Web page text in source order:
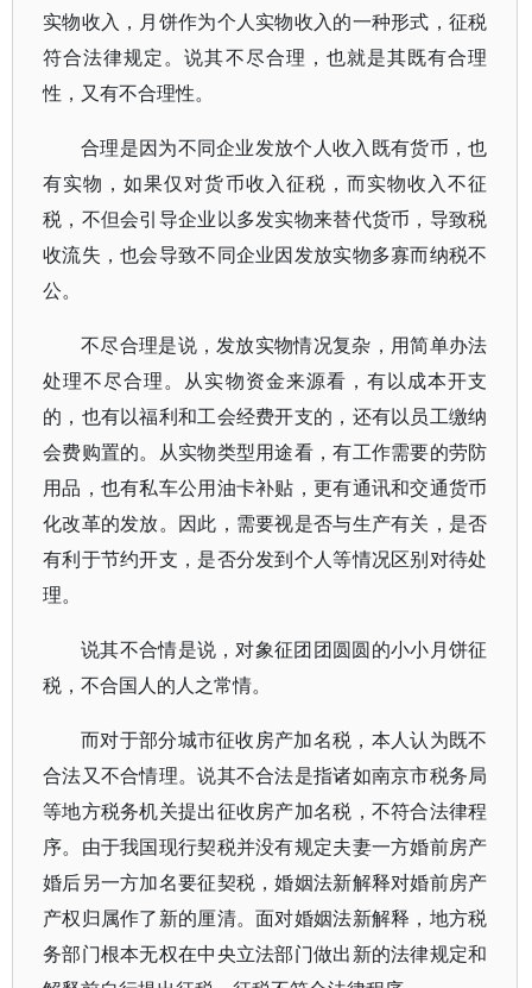
实物收入，月饼作为个人实物收入的一种形式，征税
符合法律规定。说其不尽合理，也就是其既有合理
性，又有不合理性。
合理是因为不同企业发放个人收入既有货币，也
有实物，如果仅对货币收入征税，而实物收入不征
税，不但会引导企业以多发实物来替代货币，导致税
收流失，也会导致不同企业因发放实物多寡而纳税不
公。
不尽合理是说，发放实物情况复杂，用简单办法
处理不尽合理。从实物资金来源看，有以成本开支
的，也有以福利和工会经费开支的，还有以员工缴纳
会费购置的。从实物类型用途看，有工作需要的劳防
用品，也有私车公用油卡补贴，更有通讯和交通货币
化改革的发放。因此，需要视是否与生产有关，是否
有利于节约开支，是否分发到个人等情况区别对待处
理。
说其不合情是说，对象征团团圆圆的小小月饼征
税，不合国人的人之常情。
而对于部分城市征收房产加名税，本人认为既不
合法又不合情理。说其不合法是指诸如南京市税务局
等地方税务机关提出征收房产加名税，不符合法律程
序。由于我国现行契税并没有规定夫妻一方婚前房产
婚后另一方加名要征契税，婚姻法新解释对婚前房产
产权归属作了新的厘清。面对婚姻法新解释，地方税
务部门根本无权在中央立法部门做出新的法律规定和